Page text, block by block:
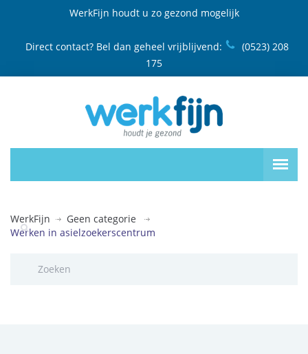
WerkFijn houdt u zo gezond mogelijk
Direct contact? Bel dan geheel vrijblijvend:
(0523) 208
175
WerkFijn
Geen categorie
Werken in asielzoekerscentrum